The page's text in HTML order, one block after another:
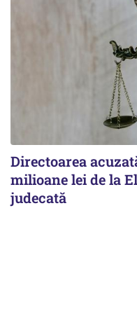
Directoarea
milioane lei de la
judecată